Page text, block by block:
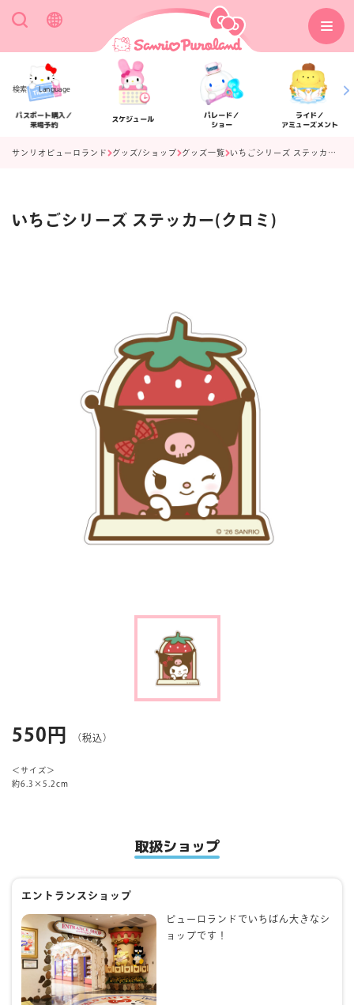
検索 Language
パスポート購入／
来場予約
スケジュール
パレード／
ショー
ライド／
アミューズメント
アクセス フロアマップ
サービスガイド
ニュース
サンリオピューロランド グッズ/ショップ グッズ一覧 いちごシリーズ ステッカー(クロミ)
いちごシリーズ ステッカー(クロミ)
550円 （税込）
＜サイズ＞
約6.3×5.2cm
取扱ショップ
エントランスショップ
ピューロランドでいちばん大きなシ
ョップです！